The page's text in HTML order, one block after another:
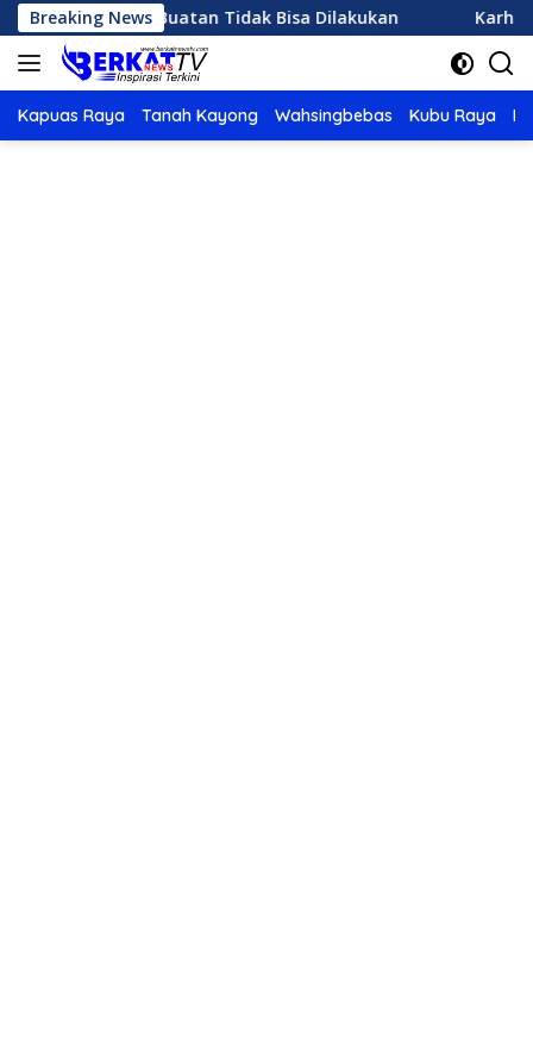
Langsung
ke
konten
Breaking News
Hujan Buatan Tidak Bisa Dilakukan Karhutla di
Kapuas Raya Tanah Kayong Wahsingbebas Kubu Raya